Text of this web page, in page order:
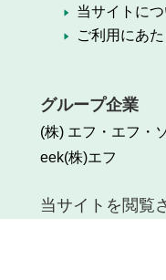
当サイトにつ
ご利用にあ
グループ企業
(株) エフ・エフ・
eek(株)エフ
当サイトを閲覧